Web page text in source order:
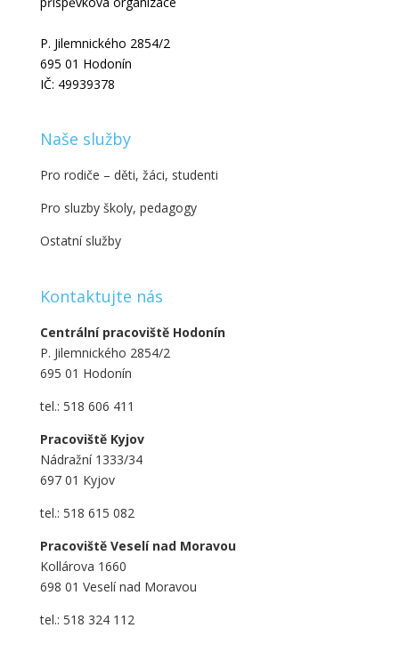
P. Jilemnického 2854/2
695 01 Hodonín
IČ: 49939378
Naše služby
Pro rodiče – děti, žáci, studenti
Pro sluzby školy, pedagogy
Ostatní služby
Kontaktujte nás
Centrální pracoviště Hodonín
P. Jilemnického 2854/2
695 01 Hodonín
tel.: 518 606 411
Pracoviště Kyjov
Nádražní 1333/34
697 01 Kyjov
tel.: 518 615 082
Pracoviště Veselí nad Moravou
Kollárova 1660
698 01 Veselí nad Moravou
tel.: 518 324 112